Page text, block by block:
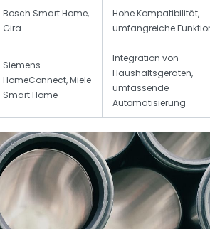
Bosch Smart Home,
Gira
Hohe Kompatibilität,
umfangreiche
Siemens
HomeConnect, Miele
Smart Home
Integration von
Haushaltsgeräten,
umfassende
Automatisierung